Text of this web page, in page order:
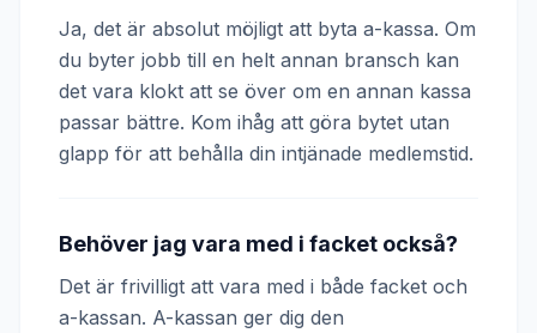
Ja, det är absolut möjligt att byta a-kassa. Om
du byter jobb till en helt annan bransch kan
det vara klokt att se över om en annan kassa
passar bättre. Kom ihåg att göra bytet utan
glapp för att behålla din intjänade medlemstid.
Behöver jag vara med i facket också?
Det är frivilligt att vara med i både facket och
a-kassan. A-kassan ger dig den